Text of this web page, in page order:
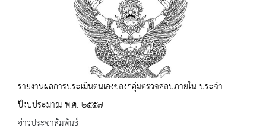
รายงานผลการประเมินตนเองของกลุ่มตรวจสอบภายใน ประจำ
ปีงบประมาณ พ.ศ. ๒๕๕๗
ข่าวประชาสัมพันธ์